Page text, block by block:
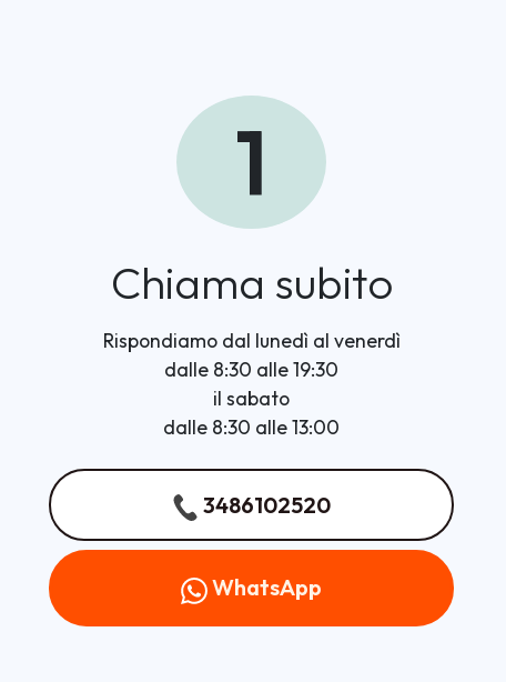
1
Chiama subito
Rispondiamo dal lunedì al venerdì
dalle 8:30 alle 19:30
il sabato
dalle 8:30 alle 13:00
3486102520
WhatsApp